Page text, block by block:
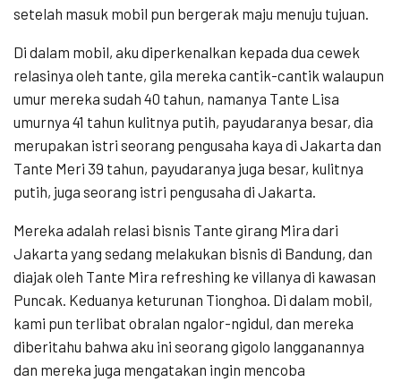
setelah masuk mobil pun bergerak maju menuju tujuan.
Di dalam mobil, aku diperkenalkan kepada dua cewek
relasinya oleh tante, gila mereka cantik-cantik walaupun
umur mereka sudah 40 tahun, namanya Tante Lisa
umurnya 41 tahun kulitnya putih, payudaranya besar, dia
merupakan istri seorang pengusaha kaya di Jakarta dan
Tante Meri 39 tahun, payudaranya juga besar, kulitnya
putih, juga seorang istri pengusaha di Jakarta.
Mereka adalah relasi bisnis Tante girang Mira dari
Jakarta yang sedang melakukan bisnis di Bandung, dan
diajak oleh Tante Mira refreshing ke villanya di kawasan
Puncak. Keduanya keturunan Tionghoa. Di dalam mobil,
kami pun terlibat obralan ngalor-ngidul, dan mereka
diberitahu bahwa aku ini seorang gigolo langganannya
dan mereka juga mengatakan ingin mencoba